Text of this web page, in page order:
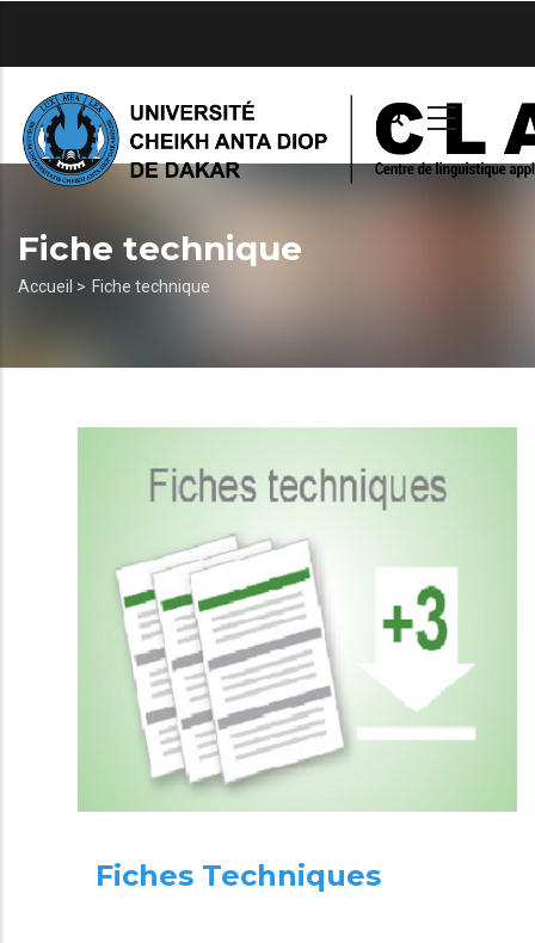
principal
Fiche technique
Fil
Accueil > Fiche technique
Fiches Techniques